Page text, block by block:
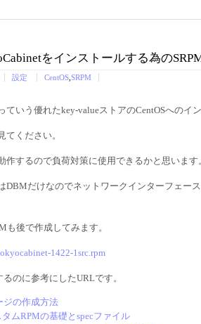
をインストールする為の
設定 CentOS ,SRPM
ていう優れたkey-valueストアのCentOSへのイ
てください。
作するので負荷対策に使用できるかと思います
DBMだけなのでネットワークインターフェー
も後で作成してみます。
1422-1src.rpm
のに参考にしたURLです。
ジの作成方法
ムRPMの基礎とspecファイル